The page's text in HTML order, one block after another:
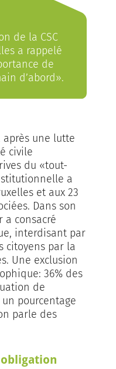
de la CSC
a rappelé
de
d’abord».
après une lutte
civile
du «tout-
a
et aux 23
Dans son
a consacré
interdisant par
citoyens par la
Une exclusion
36% des
de
pourcentage
parle des